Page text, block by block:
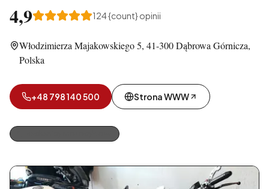
4,9 124{count} opinii
Włodzimierza Majakowskiego 5, 41-300 Dąbrowa Górnicza,
Polska
+48 798 140 500 Strona WWW